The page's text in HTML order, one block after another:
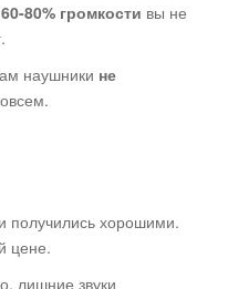
60-80% громкости вы не
наушники не
получились хорошими.
цене.
лишние звуки